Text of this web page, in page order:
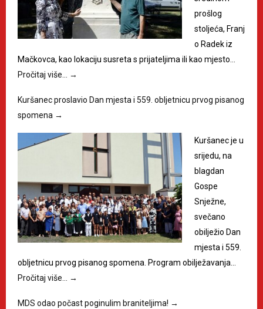
prošlog
stoljeća, Franj
o Radek iz
Mačkovca, kao lokaciju susreta s prijateljima ili kao mjesto…
Pročitaj više… →
Kuršanec proslavio Dan mjesta i 559. obljetnicu prvog pisanog
spomena →
Kuršanec je u
srijedu, na
blagdan
Gospe
Snježne,
svečano
obilježio Dan
mjesta i 559.
obljetnicu prvog pisanog spomena. Program obilježavanja…
Pročitaj više… →
MDS odao počast poginulim braniteljima! →